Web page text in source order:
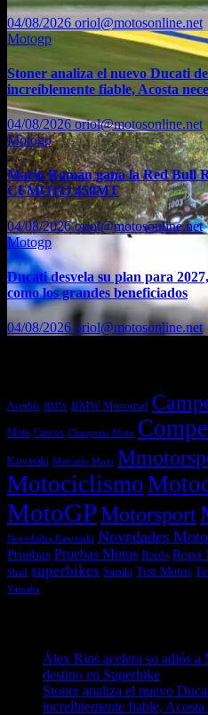
04/08/2026 oriol@motosonline.net
Motogp
Stoner analiza el nuevo Ducati
increíblemente fiable, Acosta
04/08/2026oriol@motosonline.net
Motogp
Mario Román gana la Red Bull
CFMOTO 450MT
04/08/2026oriol@motosonline.net
Motogp
Ducati desvela su plan para
como los grandes beneficiados
04/08/2026 oriol@motosonline.net
Acerbis BMW BMW Motorrad
Moto Cascos Chaquetas Moto
Kawasaki Mercado Moto
Motociclismo
MotoGPMotorsport
Novedades Kawasaki Novedades
Pruebas Pruebas Motos Raids Ropa
Shad superbikes Suzuki Test Motos
Yamaha
Álex Rins acelera su adiós
destino en Superbike
Stoner analiza el nuevo
increíblemente fiable, Acosta